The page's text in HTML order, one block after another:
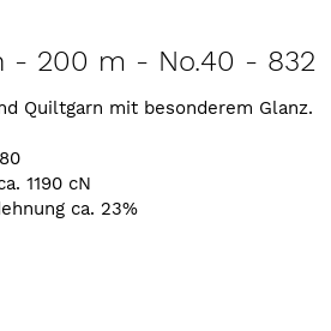
- 200 m - No.40 - 832
Quiltgarn mit besonderem Glanz.
1190 cN
ca. 23%